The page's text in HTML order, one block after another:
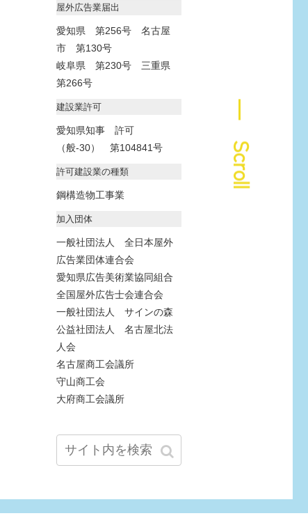
― Scroll
屋外広告業届出
愛知県 第256号 名古屋
市 第130号
岐阜県 第230号 三重県
第266号
建設業許可
愛知県知事 許可
（般-30） 第104841号
許可建設業の種類
鋼構造物工事業
加入団体
一般社団法人 全日本屋外
広告業団体連合会
愛知県広告美術業協同組合
全国屋外広告士会連合会
一般社団法人 サインの森
公益社団法人 名古屋北法
人会
名古屋商工会議所
守山商工会
大府商工会議所